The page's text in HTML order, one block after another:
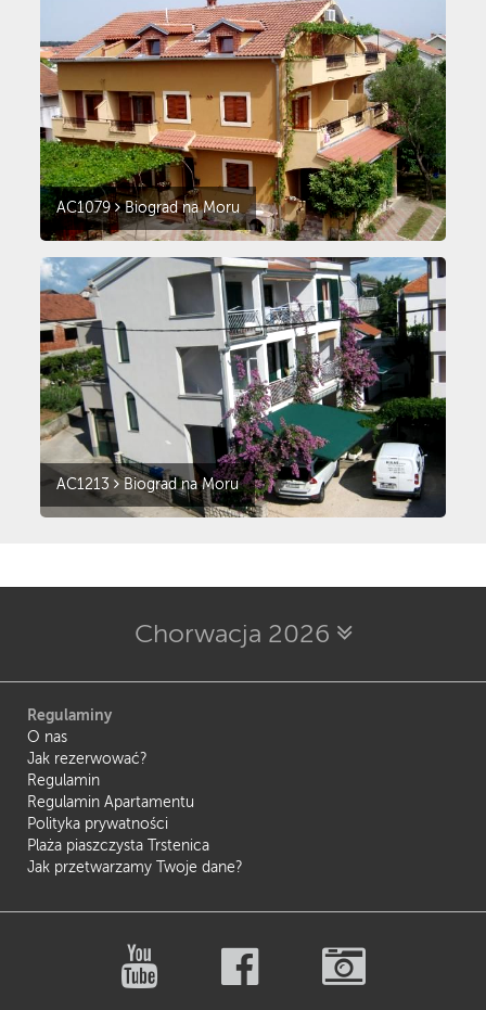
AC1079 Biograd na Moru
AC1213 Biograd na Moru
Chorwacja 2026
Regulaminy
O nas
Jak rezerwować?
Regulamin
Regulamin Apartamentu
Polityka prywatności
Plaża piaszczysta Trstenica
Jak przetwarzamy Twoje dane?